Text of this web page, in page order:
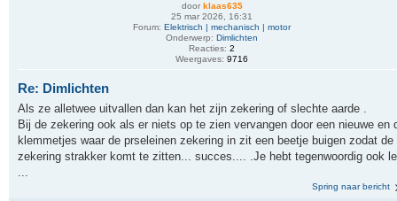
door klaas635
25 mar 2026, 16:31
Forum: Elektrisch | mechanisch | motor
Onderwerp: Dimlichten
Reacties: 2
Weergaves: 9716
Re: Dimlichten
Als ze alletwee uitvallen dan kan het zijn zekering of slechte aarde .
Bij de zekering ook als er niets op te zien vervangen door een nieuwe en
klemmetjes waar de prseleinen zekering in zit een beetje buigen zodat de
zekering strakker komt te zitten... succes.... .Je hebt tegenwoordig ook
Spring naar bericht